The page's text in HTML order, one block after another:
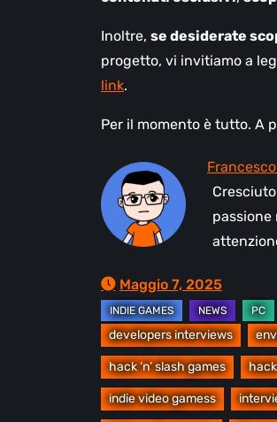
Inoltre, se desiderate
progetto, vi invitiamo a
link.
Per il momento è tutto. A
Maggio 7, 2025
developers interviews
hack ‘n’ slash games
indie video gamess